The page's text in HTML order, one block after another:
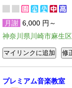
月謝 6,000 円～
神奈川県川崎市麻生
プレミアム音楽教室